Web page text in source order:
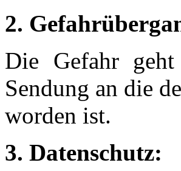
2.
Die Gefahr
Sendung an die
worden ist.
3. Datenschutz: